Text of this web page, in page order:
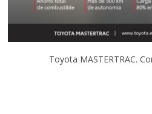
Toyota MASTERTRAC.